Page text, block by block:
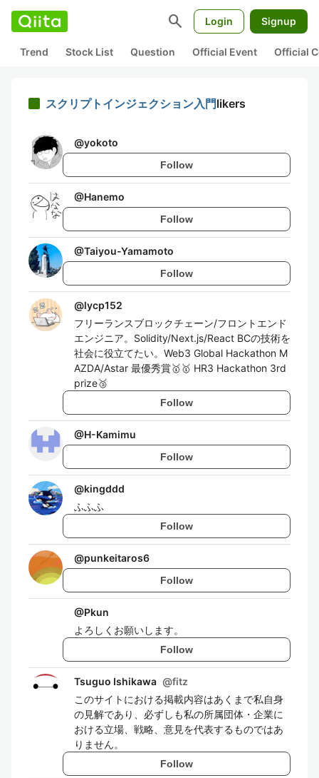
search Login Signup
Trend Stock List Question Official Event Official
スクリプトインジェクション入門likers
@yokoto
Follow
@Hanemo
Follow
@Taiyou-Yamamoto
Follow
@lycp152
フリーランスブロックチェーン/フロントエンド
エンジニア。Solidity/Next.js/React BCの技術を
社会に役立てたい。Web3 Global Hackathon M
AZDA/Astar 最優秀賞🥇🥇 HR3 Hackathon 3rd
prize🥉
Follow
@H-Kamimu
Follow
@kingddd
ふふふ
Follow
@punkeitaros6
Follow
@Pkun
よろしくお願いします。
Follow
Tsuguo Ishikawa @fitz
このサイトにおける掲載内容はあくまで私自身
の見解であり、必ずしも私の所属団体・企業に
おける立場、戦略、意見を代表するものではあ
りません。
Follow